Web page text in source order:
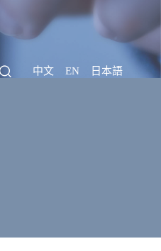
中文 EN 日本語